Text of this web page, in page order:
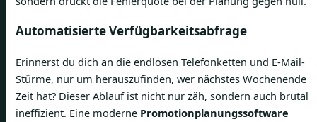
Automatisierte Verfügbarkeitsabfrage
Erinnerst du dich an die endlosen Telefonketten und E-Mail-
Stürme, nur um herauszufinden, wer nächstes Wochenende
Zeit hat? Dieser Ablauf ist nicht nur zäh, sondern auch brutal
ineffizient. Eine moderne Promotionplanungssoftware